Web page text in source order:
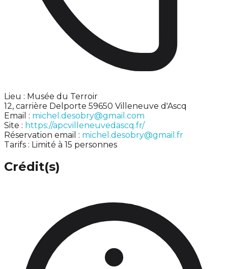
Lieu : Musée du Terroir
12, carrière Delporte 59650 Villeneuve d'Ascq
Email : michel.desobry@gmail.com
Site : https://apcvilleneuvedascq.fr/
Réservation email : michel.desobry@gmail.fr
Tarifs : Limité à 15 personnes
Crédit(s)